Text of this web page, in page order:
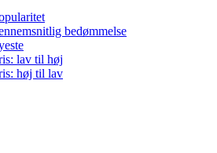
bedømmelse
lav til høj
høj til lav